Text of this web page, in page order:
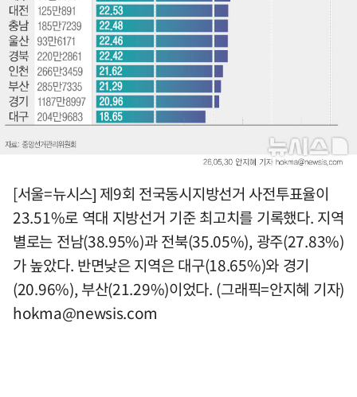
[서울=뉴시스] 제9회 전국동시지방선거 사전투표율이
23.51%로 역대 지방선거 기준 최고치를 기록했다. 지역
별로는 전남(38.95%)과 전북(35.05%), 광주(27.83%)
가 높았다. 반면낮은 지역은 대구(18.65%)와 경기
(20.96%), 부산(21.29%)이었다. (그래픽=안지혜 기자)
hokma@newsis.com